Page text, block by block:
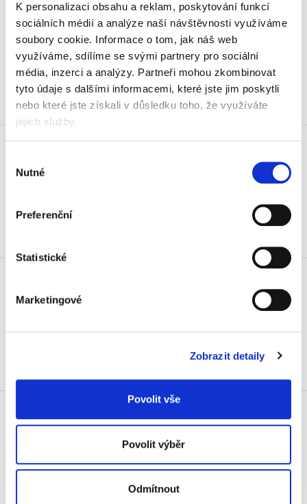
K personalizaci obsahu a reklam, poskytování funkcí
sociálních médií a analýze naší návštěvnosti využíváme
soubory cookie. Informace o tom, jak náš web
využíváme, sdílíme se svými partnery pro sociální
média, inzerci a analýzy. Partneři mohou zkombinovat
tyto údaje s dalšími informacemi, které jste jim poskytli
nebo které jste získali v důsledku toho, že využíváte
jejich služby.
souhlasu
Nutné
Preferenční
Statistické
Marketingové
Zobrazit detaily
Povolit vše
Povolit výběr
Odmítnout
5008, 30 listů, zelený
365 Kč
441,65 Kč vč. DPH
Koupit
Skladem
Děrovač stolní Leitz NeXXt WOW
365 Kč
Skladem
Děrovač ECO 40 listů
119 Kč
Koupit